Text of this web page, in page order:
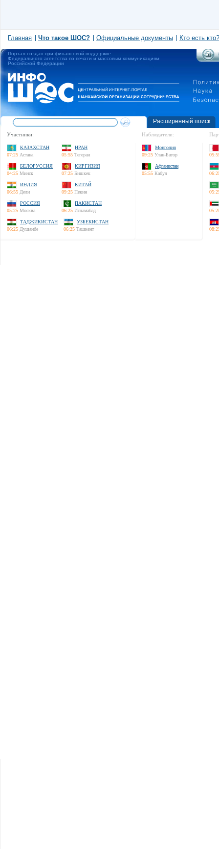
Главная Что такое ШОС? Официальные документы Кто есть кто?
Портал создан при финансовой поддержке
Федерального агентства по печати и массовым коммуникациям
Российской Федерации
Расширенный поиск
Участники:
КАЗАХСТАН
07:25 Астана
ИРАН
05:55 Тегеран
БЕЛОРУССИЯ
04:25 Минск
КИРГИЗИЯ
07:25 Бишкек
ИНДИЯ
06:55 Дели
КИТАЙ
09:25 Пекин
РОССИЯ
05:25 Москва
ПАКИСТАН
06:25 Исламабад
ТАДЖИКИСТАН
06:25 Душанбе
УЗБЕКИСТАН
06:25 Ташкент
Наблюдатели:
Монголия
09:25 Улан-Батор
Афганистан
05:55 Кабул